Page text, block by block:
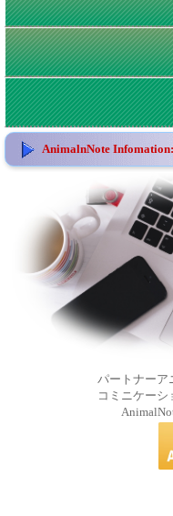
AnimalnNote Infomation:
パートナーア
コミニケーシ